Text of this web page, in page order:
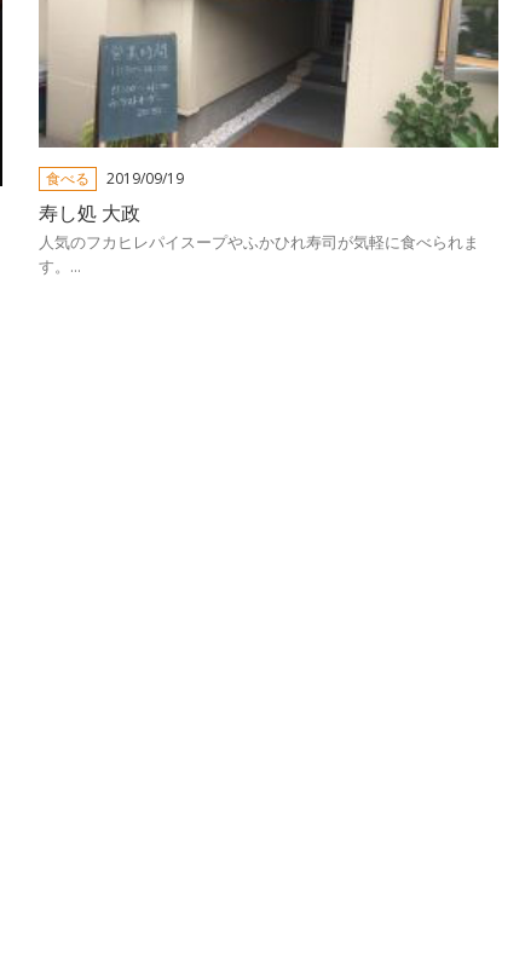
食べる 2019/09/19
寿し処 大政
人気のフカヒレパイスープやふかひれ寿司が気軽に食べられま
す。...